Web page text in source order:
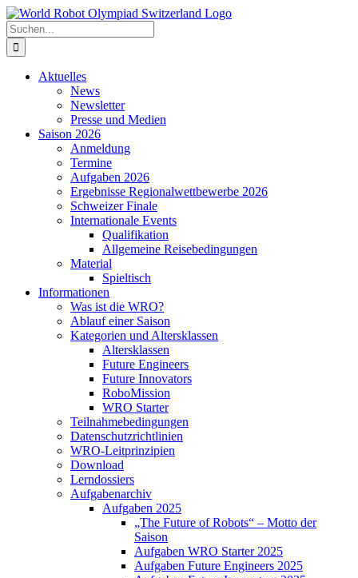
Zum
Inhalt
springen
Suche
nach:
Aktuelles
News
Newsletter
Presse und Medien
Saison 2026
Anmeldung
Termine
Aufgaben 2026
Ergebnisse Regionalwettbewerbe 2026
Schweizer Finale
Internationale Events
Qualifikation
Allgemeine Reisebedingungen
Material
Spieltisch
Informationen
Was ist die WRO?
Ablauf einer Saison
Kategorien und Altersklassen
Altersklassen
Future Engineers
Future Innovators
RoboMission
WRO Starter
Teilnahmebedingungen
Datenschutzrichtlinien
WRO-Leitprinzipien
Download
Lerndossiers
Aufgabenarchiv
Aufgaben 2025
„The Future of Robots“ – Motto der
Saison
Aufgaben WRO Starter 2025
Aufgaben Future Engineers 2025